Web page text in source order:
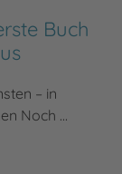
Buch
– in
Noch ...